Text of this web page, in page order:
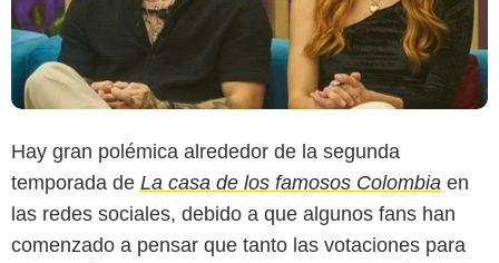
Hay gran polémica alrededor de la segunda
temporada de La casa de los famosos Colombia en
las redes sociales, debido a que algunos fans han
comenzado a pensar que tanto las votaciones para